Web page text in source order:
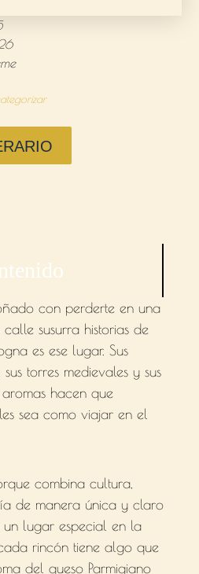
de Bologna
práctica para la
para disfrutar al
con perderte en una
susurra historias de
es ese lugar. Sus
torres medievales y sus
hacen que
sea como viajar en el
combina cultura,
de manera única y claro
lugar especial en la
rincón tiene algo que
del queso Parmigiano